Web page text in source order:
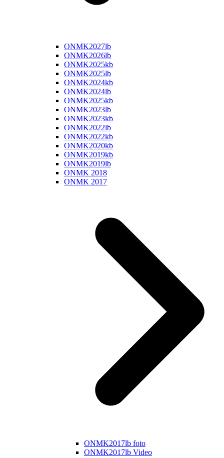
ONMK2027lb
ONMK2026lb
ONMK2025kb
ONMK2025lb
ONMK2024kb
ONMK2024lb
ONMK2025kb
ONMK2023lb
ONMK2023kb
ONMK2022lb
ONMK2022kb
ONMK2020kb
ONMK2019kb
ONMK2019lb
ONMK 2018
ONMK 2017
ONMK2017lb foto
ONMK2017lb Video